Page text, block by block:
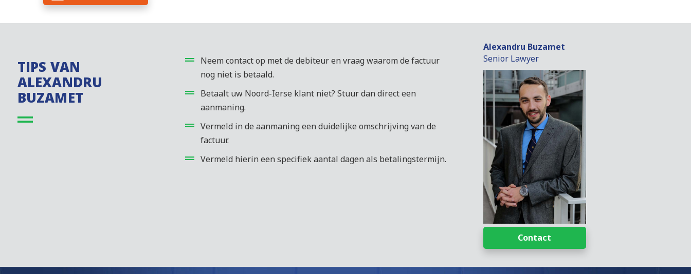
TIPS VAN
ALEXANDRU
BUZAMET
Neem contact op met de debiteur en vraag waarom de factuur
nog niet is betaald.
Betaalt uw Noord-Ierse klant niet? Stuur dan direct een
aanmaning.
Vermeld in de aanmaning een duidelijke omschrijving van de
factuur.
Vermeld hierin een specifiek aantal dagen als betalingstermijn.
Alexandru Buzamet
Senior Lawyer
Contact